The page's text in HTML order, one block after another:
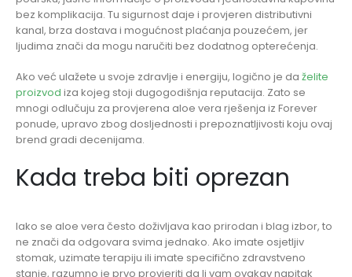
bez komplikacija. Tu sigurnost daje i provjeren distributivni
kanal, brza dostava i mogućnost plaćanja pouzećem, jer
ljudima znači da mogu naručiti bez dodatnog opterećenja.
Ako već ulažete u svoje zdravlje i energiju, logično je da želite
proizvod iza kojeg stoji dugogodišnja reputacija. Zato se
mnogi odlučuju za provjerena aloe vera rješenja iz Forever
ponude, upravo zbog dosljednosti i prepoznatljivosti koju ovaj
brend gradi decenijama.
Kada treba biti oprezan
Iako se aloe vera često doživljava kao prirodan i blag izbor, to
ne znači da odgovara svima jednako. Ako imate osjetljiv
stomak, uzimate terapiju ili imate specifično zdravstveno
stanje, razumno je prvo provjeriti da li vam ovakav napitak